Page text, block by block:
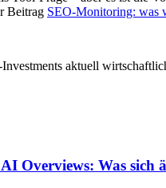
Beitrag SEO-Monitoring: was
aktuell
Overviews: Was sich